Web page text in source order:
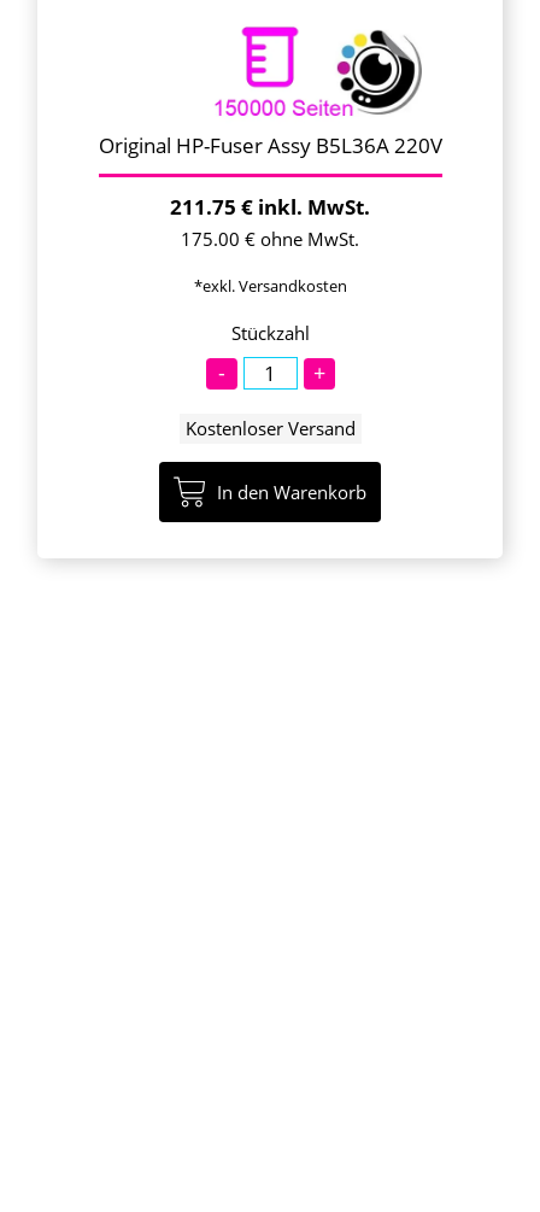
Original HP-Fuser Assy B5L36A 220V
211.75 € inkl. MwSt.
175.00 € ohne MwSt.
*exkl. Versandkosten
Stückzahl
- +
Kostenloser Versand
In den Warenkorb